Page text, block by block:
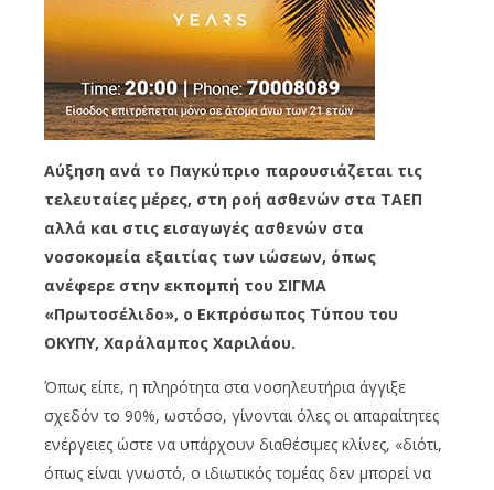
Αύξηση ανά το Παγκύπριο παρουσιάζεται τις
τελευταίες μέρες, στη ροή ασθενών στα ΤΑΕΠ
αλλά και στις εισαγωγές ασθενών στα
νοσοκομεία εξαιτίας των ιώσεων, όπως
ανέφερε στην εκπομπή του ΣΙΓΜΑ
«Πρωτοσέλιδο», ο Εκπρόσωπος Τύπου του
ΟΚΥΠΥ, Χαράλαμπος Χαριλάου.
Όπως είπε, η πληρότητα στα νοσηλευτήρια άγγιξε
σχεδόν το 90%, ωστόσο, γίνονται όλες οι απαραίτητες
ενέργειες ώστε να υπάρχουν διαθέσιμες κλίνες, «διότι,
όπως είναι γνωστό, ο ιδιωτικός τομέας δεν μπορεί να